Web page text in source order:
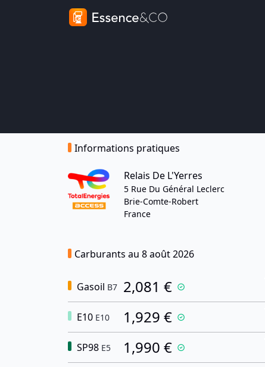
Informations pratiques
Relais De L'Yerres
5 Rue Du Général Leclerc
Brie-Comte-Robert
France
Carburants au 8 août 2026
Gasoil B7 2,081 €
E10 E10 1,929 €
SP98 E5 1,990 €